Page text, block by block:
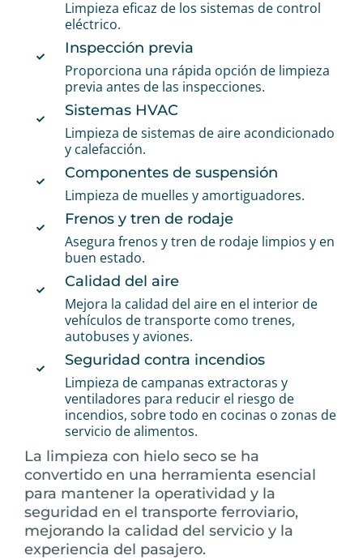
Limpieza eficaz de los sistemas de control
eléctrico.
Inspección previa
Proporciona una rápida opción de limpieza
previa antes de las inspecciones.
Sistemas HVAC
Limpieza de sistemas de aire acondicionado
y calefacción.
Componentes de suspensión
Limpieza de muelles y amortiguadores.
Frenos y tren de rodaje
Asegura frenos y tren de rodaje limpios y en
buen estado.
Calidad del aire
Mejora la calidad del aire en el interior de
vehículos de transporte como trenes,
autobuses y aviones.
Seguridad contra incendios
Limpieza de campanas extractoras y
ventiladores para reducir el riesgo de
incendios, sobre todo en cocinas o zonas de
servicio de alimentos.
La limpieza con hielo seco se ha
convertido en una herramienta esencial
para mantener la operatividad y la
seguridad en el transporte ferroviario,
mejorando la calidad del servicio y la
experiencia del pasajero.